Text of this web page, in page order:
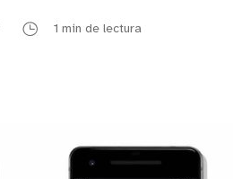
1 min de lectura